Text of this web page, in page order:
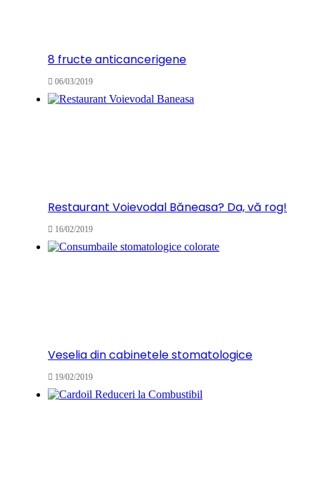
8 fructe anticancerigene
06/03/2019
Restaurant Voievodal Băneasa? Da, vă rog!
16/02/2019
Veselia din cabinetele stomatologice
19/02/2019